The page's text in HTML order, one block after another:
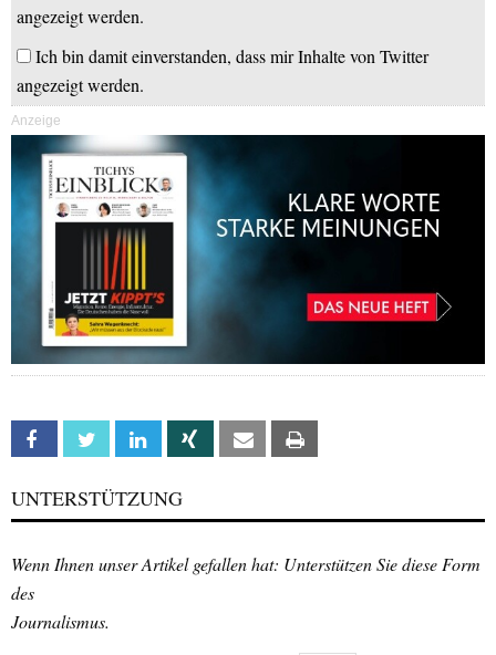
angezeigt werden.
Ich bin damit einverstanden, dass mir Inhalte von Twitter
angezeigt werden.
Anzeige
Facebook Twitter Linkedin Xing Email
UNTERSTÜTZUNG
Wenn Ihnen unser Artikel gefallen hat: Unterstützen Sie diese Form
des
Journalismus.